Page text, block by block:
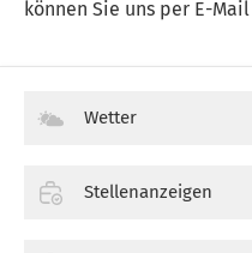
können Sie uns per E-Mail
Wetter
Stellenanzeigen